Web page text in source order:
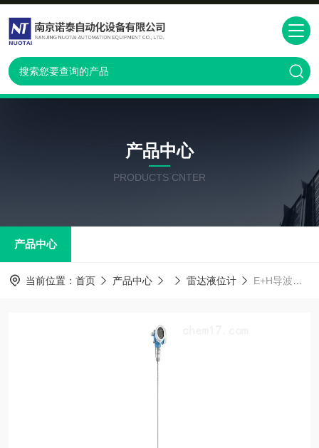
产品中心
PRODUCTS CNTER
产品中心
当前位置： 首页 产品中心 雷达液位计 E+H导波雷达液位计FMP51选型